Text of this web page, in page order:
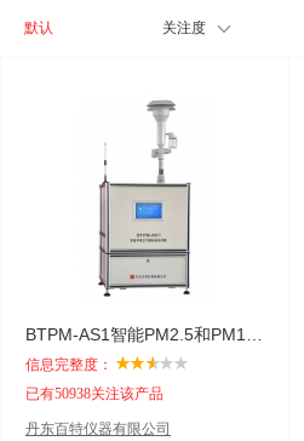
默认 关注度
信息完整度：
已有50938关注该产品
丹东百特仪器有限公司